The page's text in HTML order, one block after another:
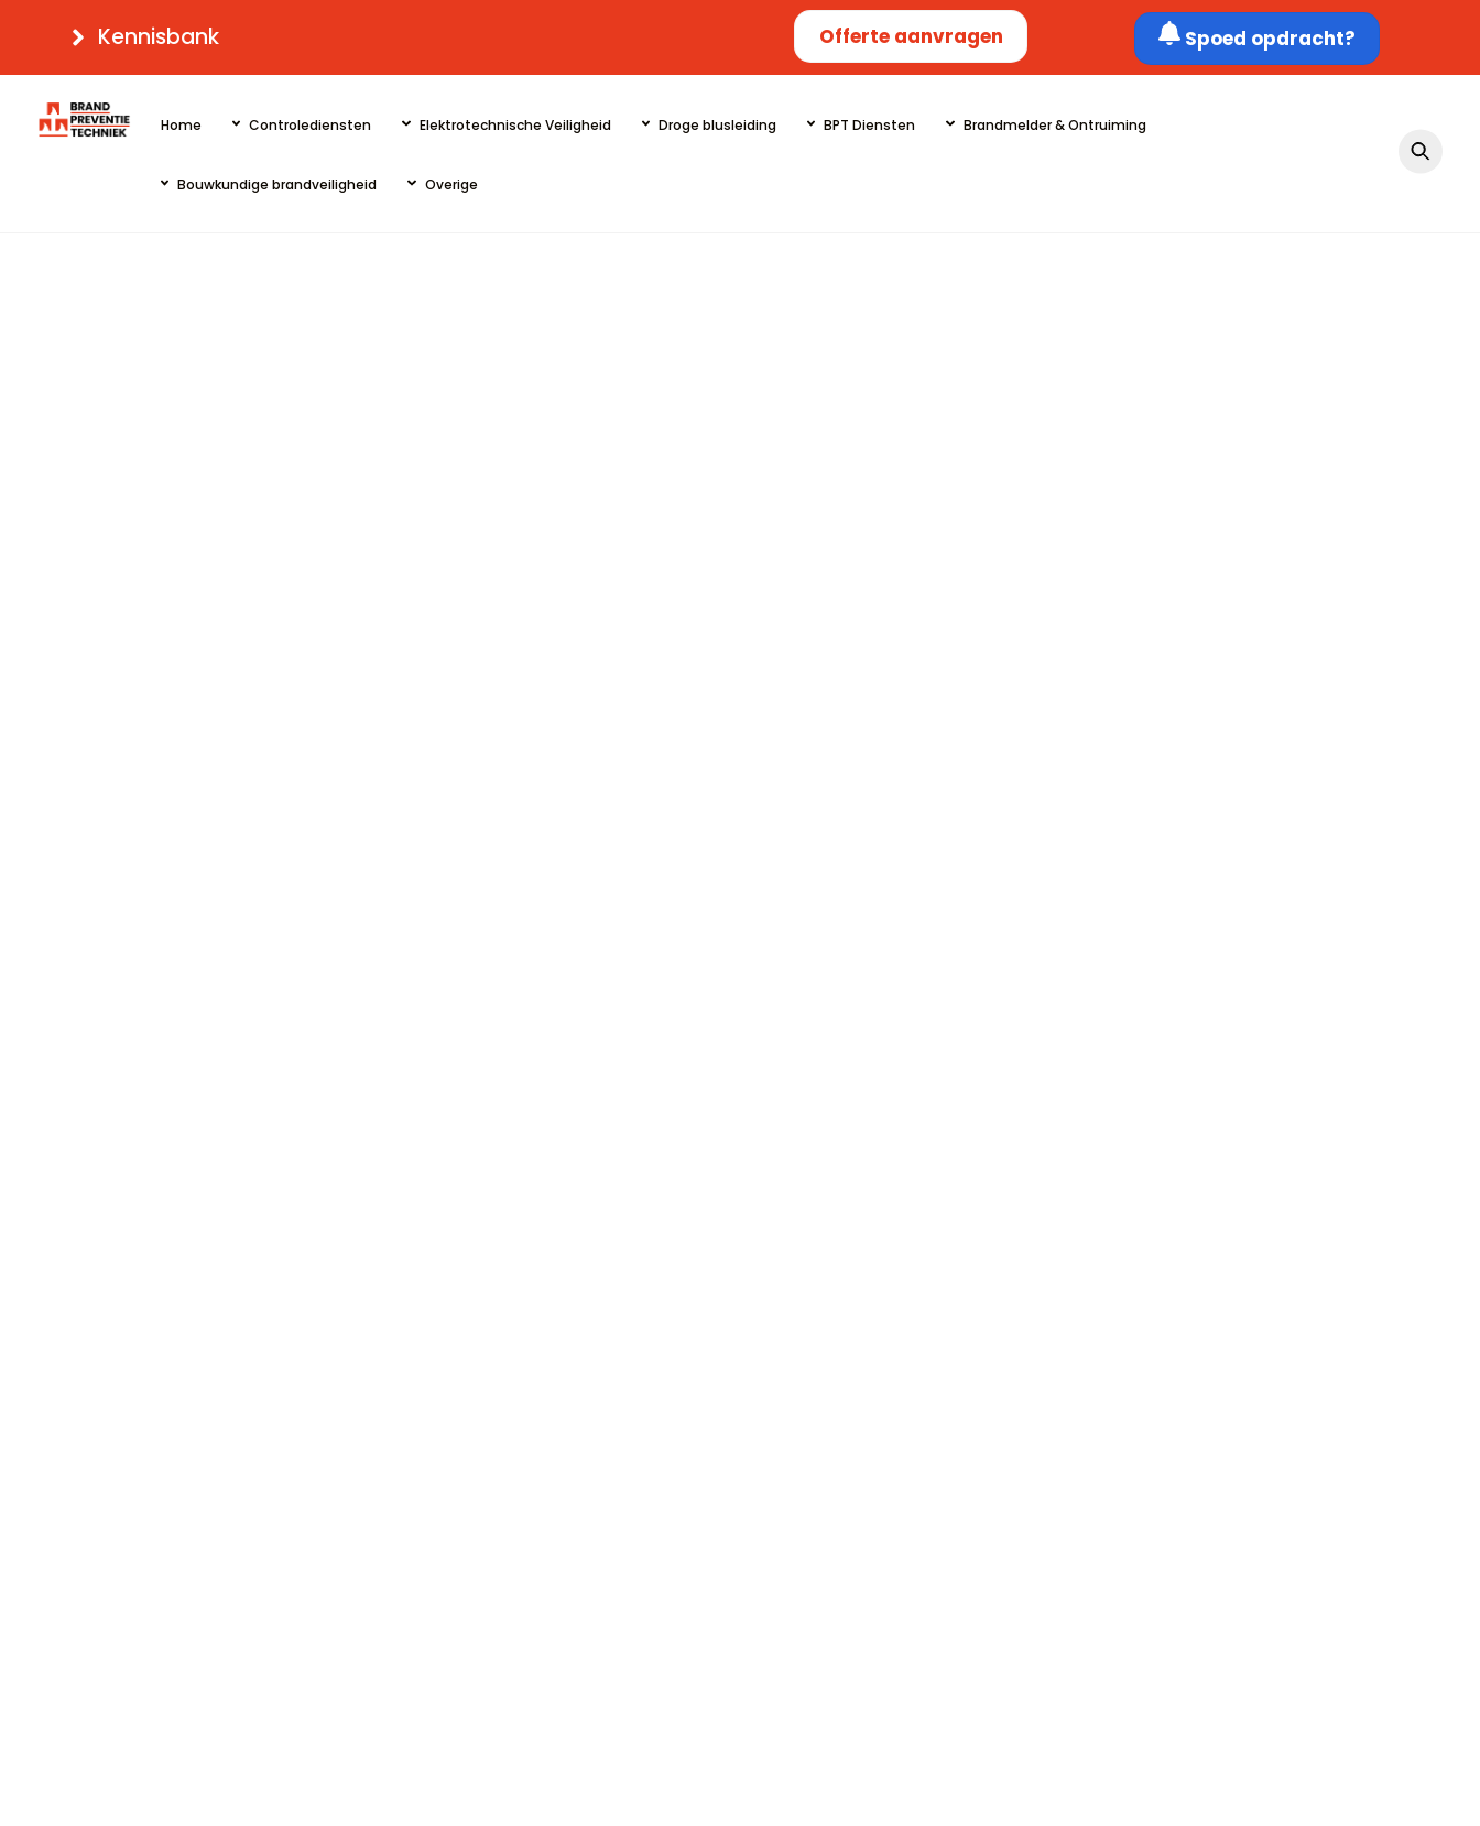
content
Kennisbank Offerte aanvragen Spoed opdracht?
Home Controlediensten Elektrotechnische Veiligheid Droge blusleiding BPT Diensten Brandmelder & Ontruiming
Bouwkundige brandveiligheid Overige